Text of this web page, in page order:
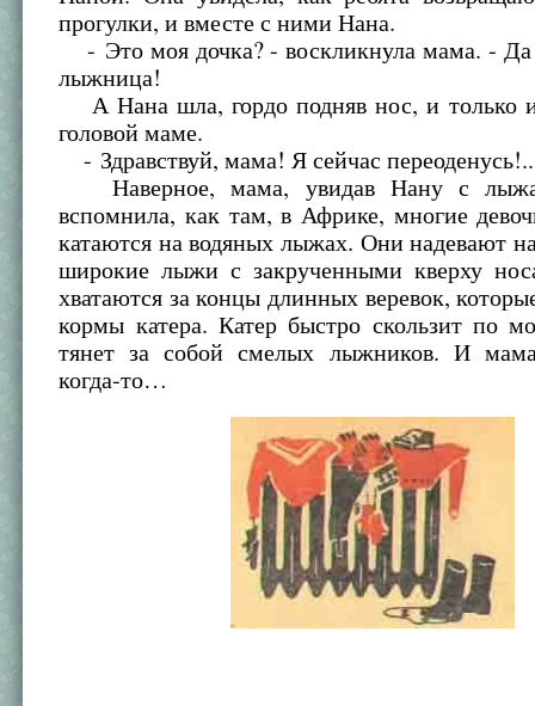
прогулки, и вместе с ними Нана.
- Это моя дочка? - воскликнула мама. - Да
лыжница!
А Нана шла, гордо подняв нос, и только
головой маме.
- Здравствуй, мама! Я сейчас переоденусь!..
Наверное, мама, увидав Нану с
вспомнила, как там, в Африке, многие
катаются на водяных лыжах. Они надевают
широкие лыжи с закрученными кверху
хватаются за концы длинных веревок,
кормы катера. Катер быстро скользит по
тянет за собой смелых лыжников. И мама
когда-то…